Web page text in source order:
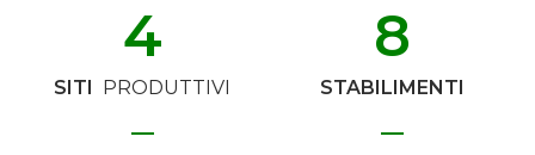
SITI PRODUTTIVI
4
STABILIMENTI
8